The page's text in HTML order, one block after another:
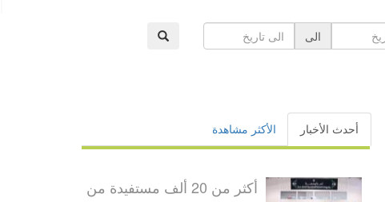
الى
أحدث الأخبار الأكثر مشاهدة
أكثر من 20 ألف مستفيدة من